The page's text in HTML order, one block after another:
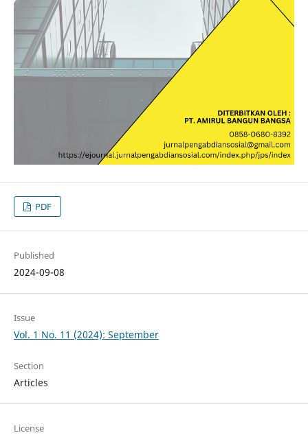
PDF
Published
2024-09-08
Issue
Vol. 1 No. 11 (2024): September
Section
Articles
License